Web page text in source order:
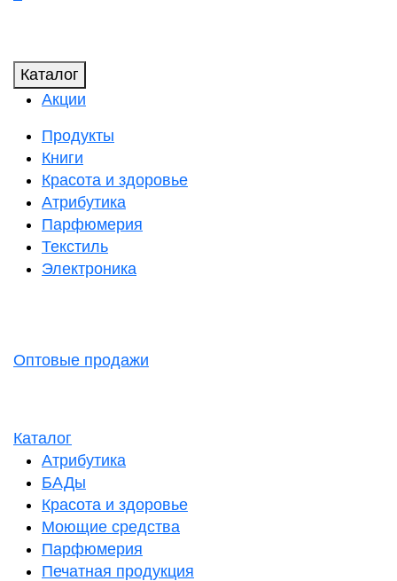
Каталог
Акции
Продукты
Книги
Красота и здоровье
Атрибутика
Парфюмерия
Текстиль
Электроника
Оптовые продажи
Каталог
Атрибутика
БАДы
Красота и здоровье
Моющие средства
Парфюмерия
Печатная продукция